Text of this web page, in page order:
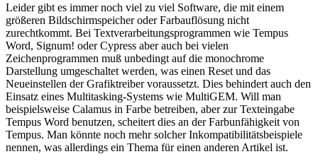
Leider gibt es immer noch viel zu viel Software, die mit einem
größeren Bildschirmspeicher oder Farbauflösung nicht
zurechtkommt. Bei Textverarbeitungsprogrammen wie Tempus
Word, Signum! oder Cypress aber auch bei vielen
Zeichenprogrammen muß unbedingt auf die monochrome
Darstellung umgeschaltet werden, was einen Reset und das
Neueinstellen der Grafiktreiber voraussetzt. Dies behindert auch den
Einsatz eines Multitasking-Systems wie MultiGEM. Will man
beispielsweise Calamus in Farbe betreiben, aber zur Texteingabe
Tempus Word benutzen, scheitert dies an der Farbunfähigkeit von
Tempus. Man könnte noch mehr solcher Inkompatibilitätsbeispiele
nennen, was allerdings ein Thema für einen anderen Artikel ist.